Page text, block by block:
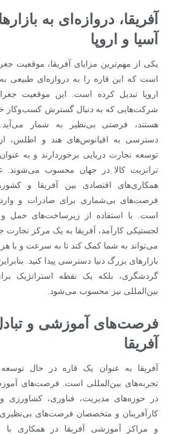
آفریقا، دروازه‌ای به
آسیا و اروپا
یکی از مهم‌ترین مزایای آفریقا، موقعیت
است که این قاره را به دروازه‌ای طبیعی به
اروپا تبدیل کرده است. این موقعیت
شرکت‌هایی که به دنبال گسترش کسب‌وکار
هستند، فرصتی بی‌نظیر به شمار می‌آید.
دسترسی به اقیانوس‌های هند و اطلس، از
توسعه تجارت دریایی برخوردارند و به
ترانزیت کالا در جهان محسوب می‌شوند.
همکاری‌های اقتصادی بین آفریقا و
فرصت‌های بی‌شماری برای صادرات و
است. با استفاده از زیرساخت‌های حمل
لجستیکی کارآمد، آفریقا به یک مرکز
می‌تواند به شما کمک کند تا به سرعت و با
بازارهای بزرگ دنیا دسترسی پیدا کنید.
گردشگری، بلکه یک نقطه استراتژیک
بین‌المللی نیز محسوب می‌شود.
فرصت‌های آموزشی و
آفریقا
آفریقا به عنوان یک قاره در حال
تجربه‌های بین‌المللی است. فرصت‌های
در حوزه‌های مدیریت، فناوری، کشاورزی
کارآفرینان و متخصصان فرصت‌های بی‌نظیری
و مراکز آموزشی آفریقا در همکاری با